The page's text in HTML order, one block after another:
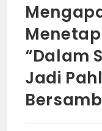
“Dalam
Jadi